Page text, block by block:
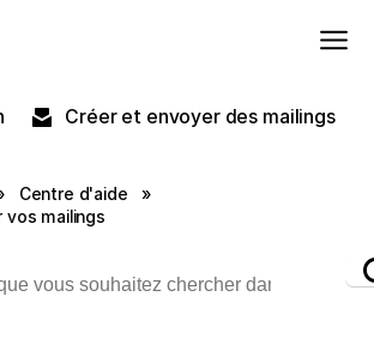
Créer et envoyer des mailings
Centre d'aide
»
vos mailings